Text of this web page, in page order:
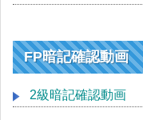
FP暗記確認動画
2級暗記確認動画